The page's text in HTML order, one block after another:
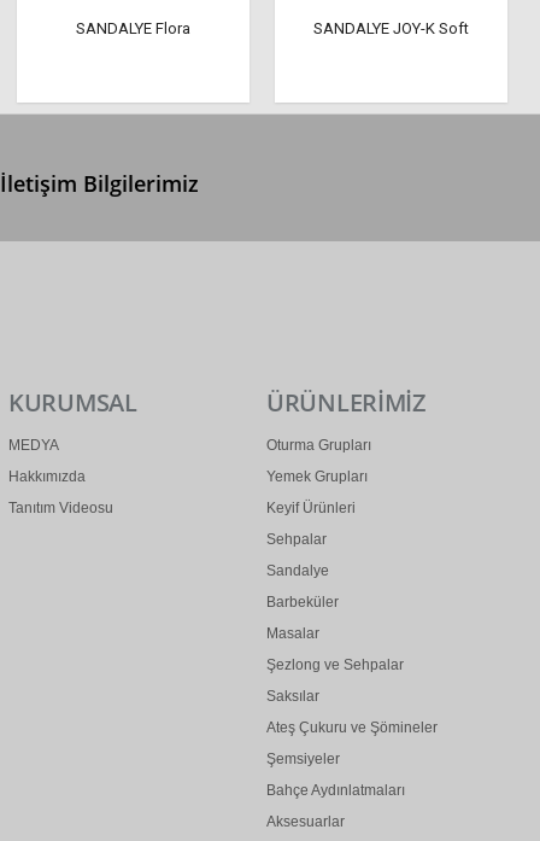
SANDALYE Flora SANDALYE JOY-K Soft
İletişim Bilgilerimiz
KURUMSAL
MEDYA
Hakkımızda
Tanıtım Videosu
ÜRÜNLERİMİZ
Oturma Grupları
Yemek Grupları
Keyif Ürünleri
Sehpalar
Sandalye
Barbeküler
Masalar
Şezlong ve Sehpalar
Saksılar
Ateş Çukuru ve Şömineler
Şemsiyeler
Bahçe Aydınlatmaları
Aksesuarlar